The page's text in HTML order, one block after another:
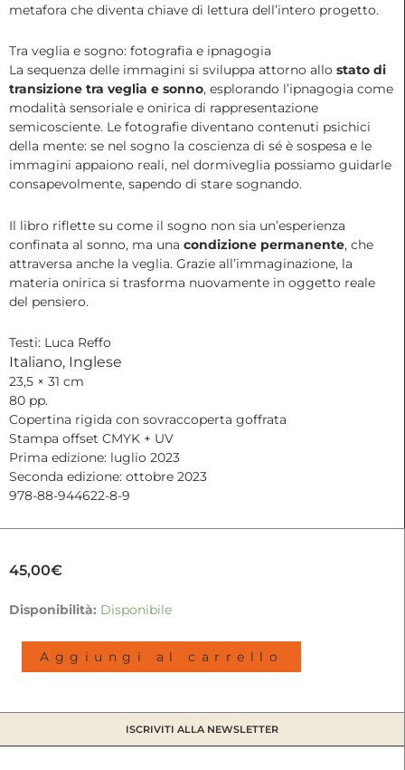
metafora che diventa chiave di lettura dell’intero progetto.
Tra veglia e sogno: fotografia e ipnagogia
La sequenza delle immagini si sviluppa attorno allo stato di
transizione tra veglia e sonno, esplorando l’ipnagogia come
modalità sensoriale e onirica di rappresentazione
semicosciente. Le fotografie diventano contenuti psichici
della mente: se nel sogno la coscienza di sé è sospesa e le
immagini appaiono reali, nel dormiveglia possiamo guidarle
consapevolmente, sapendo di stare sognando.
Il libro riflette su come il sogno non sia un’esperienza
confinata al sonno, ma una condizione permanente, che
attraversa anche la veglia. Grazie all’immaginazione, la
materia onirica si trasforma nuovamente in oggetto reale
del pensiero.
Testi: Luca Reffo
Italiano, Inglese
23,5 × 31 cm
80 pp.
Copertina rigida con sovraccoperta goffrata
Stampa offset CMYK + UV
Prima edizione: luglio 2023
Seconda edizione: ottobre 2023
978-88-944622-8-9
45,00€
Disponibilità: Disponibile
BETTER
THE
DARK
|
Aggiungi al carrello
ISCRIVITI ALLA NEWSLETTER